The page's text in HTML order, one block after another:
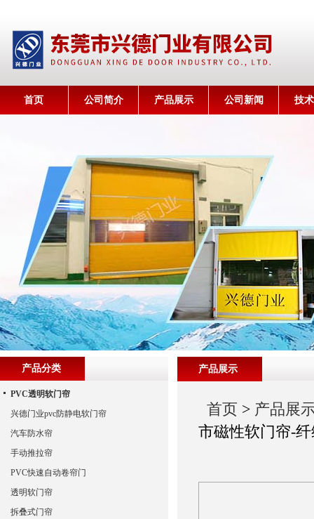
首页 公司简介 产品展示 公司新闻 技
产品展示
首页 > 产品展
市磁性软门帘-
产品分类
PVC透明软门帘
兴德门业pvc防静电软门帘
汽车防水帘
手动推拉帘
PVC快速自动卷帘门
透明软门帘
拆叠式门帘